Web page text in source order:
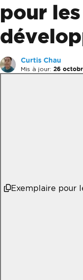
pour les
Curtis Chau
Mis à jour: 26
Exemplaire pour